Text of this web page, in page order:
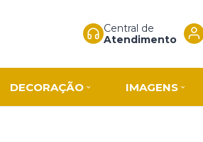
Central de
Atendimento
DECORAÇÃO IMAGENS